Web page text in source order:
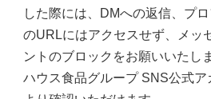
した際には、DMへの返信、プ
のURLにはアクセスせず、メッ
ントのブロックをお願いいたし
ハウス食品グループ SNS公式ア